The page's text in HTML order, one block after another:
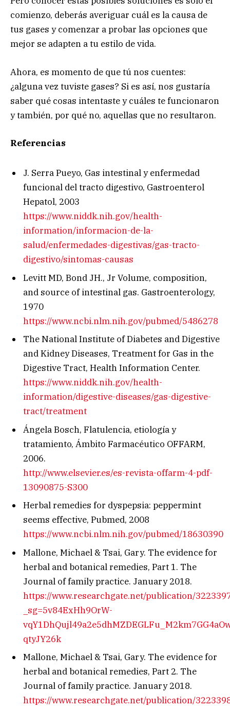
comienzo, deberás averiguar cuál es la causa de
tus gases y comenzar a probar las opciones que
mejor se adapten a tu estilo de vida.
Ahora, es momento de que tú nos cuentes:
¿alguna vez tuviste gases? Si es así, nos gustaría
saber qué cosas intentaste y cuáles te funcionaron
y también, por qué no, aquellas que no resultaron.
Referencias
J. Serra Pueyo, Gas intestinal y enfermedad
funcional del tracto digestivo, Gastroenterol
Hepatol, 2003
https://www.niddk.nih.gov/health-
information/informacion-de-la-
salud/enfermedades-digestivas/gas-tracto-
digestivo/sintomas-causas
Levitt MD, Bond JH., Jr Volume, composition,
and source of intestinal gas. Gastroenterology,
1970
https://www.ncbi.nlm.nih.gov/pubmed/5486278
The National Institute of Diabetes and Digestive
and Kidney Diseases, Treatment for Gas in the
Digestive Tract, Health Information Center.
https://www.niddk.nih.gov/health-
information/digestive-diseases/gas-digestive-
tract/treatment
Ángela Bosch, Flatulencia, etiología y
tratamiento, Ámbito Farmacéutico OFFARM,
2006.
http://www.elsevier.es/es-revista-offarm-4-pdf-
13090875-S300
Herbal remedies for dyspepsia: peppermint
seems effective, Pubmed, 2008
https://www.ncbi.nlm.nih.gov/pubmed/18630390
Mallone, Michael & Tsai, Gary. The evidence for
herbal and botanical remedies, Part 1. The
Journal of family practice. January 2018.
https://www.researchgate.net/publication/
_sg=5v84ExHh9OrW-
qtyJY26k
Mallone, Michael & Tsai, Gary. The evidence for
herbal and botanical remedies, Part 2. The
Journal of family practice. January 2018.
https://www.researchgate.net/publication/